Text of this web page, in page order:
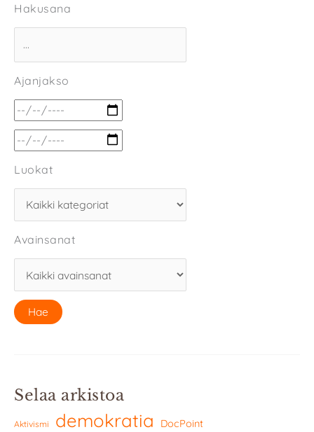
Hakusana
Ajanjakso
Luokat
Avainsanat
Selaa arkistoa
Aktivismi demokratia DocPoint